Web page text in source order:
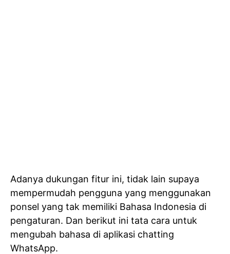
Adanya dukungan fitur ini, tidak lain supaya
mempermudah pengguna yang menggunakan
ponsel yang tak memiliki Bahasa Indonesia di
pengaturan. Dan berikut ini tata cara untuk
mengubah bahasa di aplikasi chatting
WhatsApp.